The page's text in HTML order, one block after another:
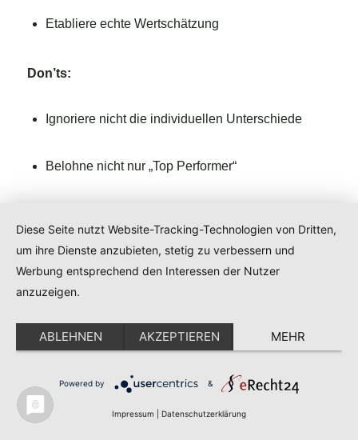
Etabliere echte Wertschätzung
Don’ts:
Ignoriere nicht die individuellen Unterschiede
Belohne nicht nur „Top Performer“
Unterschätze nie die Macht von echter Führung
ankommt: Incentives
überdenken – Motivation
neu denken
Incentives sind kein Allheilmittel. Sie können
Diese Seite nutzt Website-Tracking-Technologien von Dritten,
um ihre Dienste anzubieten, stetig zu verbessern und
Werbung entsprechend den Interessen der Nutzer
anzuzeigen.
ABLEHNEN AKZEPTIEREN MEHR
Powered by &
Impressum Datenschutzerklärung